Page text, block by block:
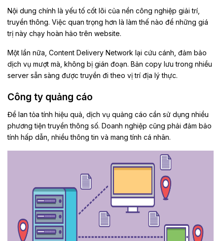
Nội dung chính là yếu tố cốt lõi của nền công nghiệp giải trí,
truyền thông. Việc quan trọng hơn là làm thế nào để những giá
trị này chạy hoàn hảo trên website.
Một lần nữa, Content Delivery Network lại cứu cánh, đảm bảo
dịch vụ mượt mà, không bị gián đoạn. Bản copy lưu trong nhiều
server sẵn sàng được truyền đi theo vị trí địa lý thực.
Công ty quảng cáo
Để lan tỏa tính hiệu quả, dịch vụ quảng cáo cần sử dụng nhiều
phương tiện truyền thông số. Doanh nghiệp cũng phải đảm bảo
tính hấp dẫn, nhiều thông tin và mang tính cá nhân.